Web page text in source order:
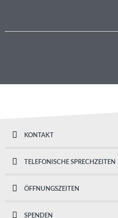
KONTAKT
TELEFONISCHE SPRECHZEITEN
ÖFFNUNGSZEITEN
SPENDEN